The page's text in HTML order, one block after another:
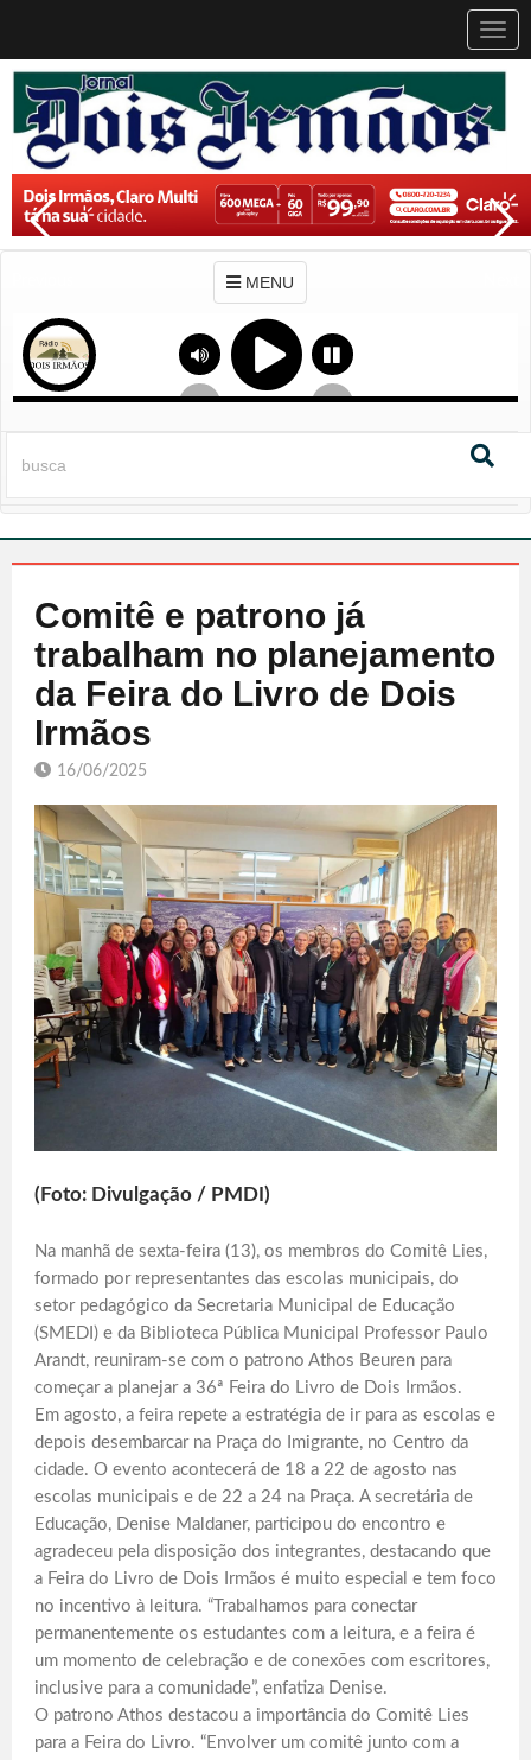
MENU
Comitê e patrono já
trabalham no planejamento
da Feira do Livro de Dois
Irmãos
16/06/2025
(Foto: Divulgação / PMDI)
Na manhã de sexta-feira (13), os membros do Comitê Lies,
formado por representantes das escolas municipais, do
setor pedagógico da Secretaria Municipal de Educação
(SMEDI) e da Biblioteca Pública Municipal Professor Paulo
Arandt, reuniram-se com o patrono Athos Beuren para
começar a planejar a 36ª Feira do Livro de Dois Irmãos.
Em agosto, a feira repete a estratégia de ir para as escolas e
depois desembarcar na Praça do Imigrante, no Centro da
cidade. O evento acontecerá de 18 a 22 de agosto nas
escolas municipais e de 22 a 24 na Praça. A secretária de
Educação, Denise Maldaner, participou do encontro e
agradeceu pela disposição dos integrantes, destacando que
a Feira do Livro de Dois Irmãos é muito especial e tem foco
no incentivo à leitura. “Trabalhamos para conectar
permanentemente os estudantes com a leitura, e a feira é
um momento de celebração e de conexões com escritores,
inclusive para a comunidade”, enfatiza Denise.
O patrono Athos destacou a importância do Comitê Lies
para a Feira do Livro. “Envolver um comitê junto com a